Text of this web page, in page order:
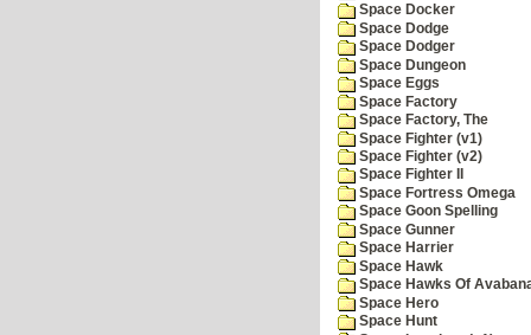
Space Docker
Space Dodge
Space Dodger
Space Dungeon
Space Eggs
Space Factory
Space Factory, The
Space Fighter (v1)
Space Fighter (v2)
Space Fighter II
Space Fortress Omega
Space Goon Spelling
Space Gunner
Space Harrier
Space Hawk
Space Hawks Of
Space Hero
Space Hunt